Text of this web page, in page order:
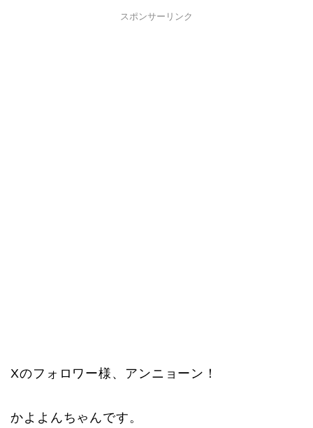
スポンサーリンク
Xのフォロワー様、アンニョーン！
かよよんちゃんです。